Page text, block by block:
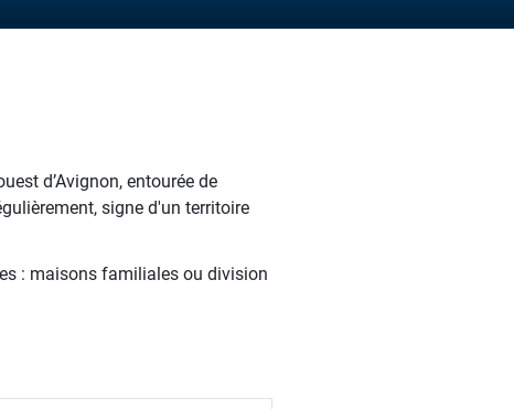
d’Avignon, entourée de
signe d'un territoire
: maisons familiales ou division